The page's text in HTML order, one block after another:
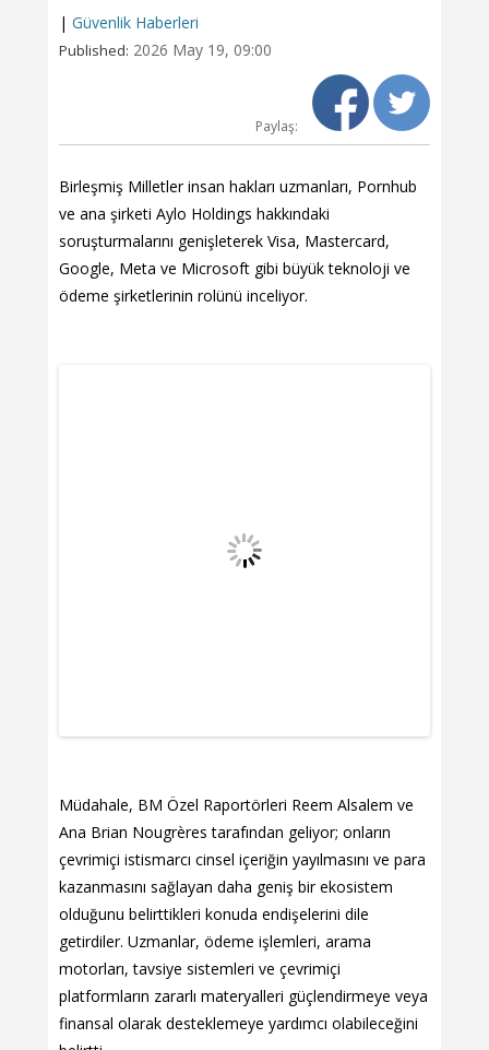
| Güvenlik Haberleri
Published: 2026 May 19, 09:00
Paylaş:
Birleşmiş Milletler insan hakları uzmanları, Pornhub
ve ana şirketi Aylo Holdings hakkındaki
soruşturmalarını genişleterek Visa, Mastercard,
Google, Meta ve Microsoft gibi büyük teknoloji ve
ödeme şirketlerinin rolünü inceliyor.
Müdahale, BM Özel Raportörleri Reem Alsalem ve
Ana Brian Nougrères tarafından geliyor; onların
çevrimiçi istismarcı cinsel içeriğin yayılmasını ve para
kazanmasını sağlayan daha geniş bir ekosistem
olduğunu belirttikleri konuda endişelerini dile
getirdiler. Uzmanlar, ödeme işlemleri, arama
motorları, tavsiye sistemleri ve çevrimiçi
platformların zararlı materyalleri güçlendirmeye veya
finansal olarak desteklemeye yardımcı olabileceğini